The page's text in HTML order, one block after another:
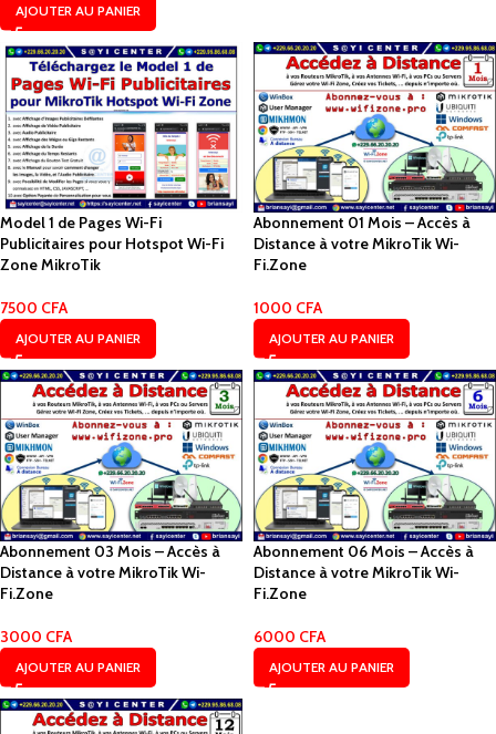
AJOUTER AU PANIER
Model 1 de Pages Wi-Fi
Publicitaires pour Hotspot Wi-Fi
Zone MikroTik
7500 CFA
AJOUTER AU PANIER
Abonnement 01 Mois – Accès à
Distance à votre MikroTik Wi-
Fi.Zone
1000 CFA
AJOUTER AU PANIER
Abonnement 03 Mois – Accès à
Distance à votre MikroTik Wi-
Fi.Zone
3000 CFA
AJOUTER AU PANIER
Abonnement 06 Mois – Accès à
Distance à votre MikroTik Wi-
Fi.Zone
6000 CFA
AJOUTER AU PANIER